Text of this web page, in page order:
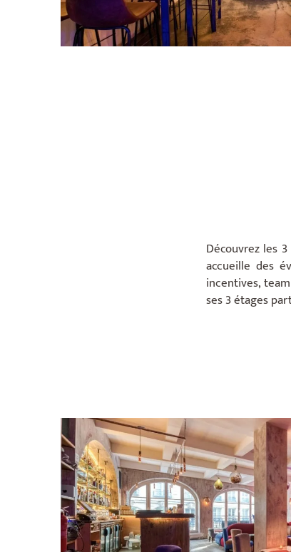
Découvrez les
accueille des
incentives,
ses 3 étages